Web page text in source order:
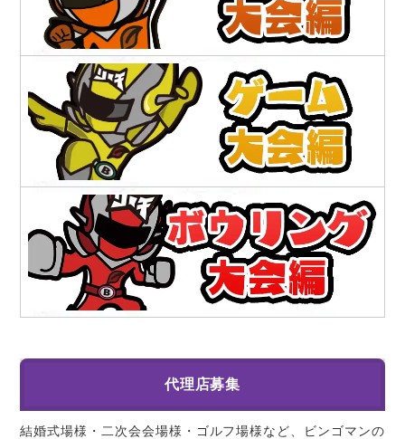
代理店募集
結婚式場様・二次会会場様・ゴルフ場様など、ビンゴマンの